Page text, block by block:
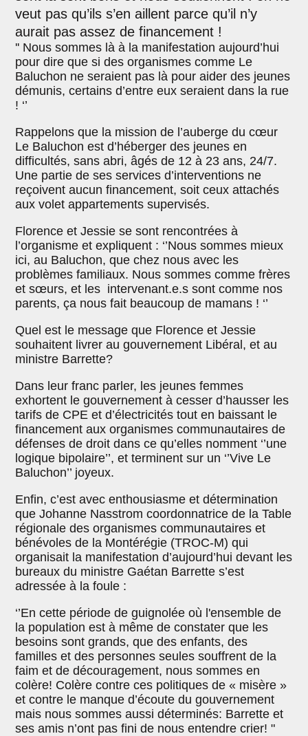
veut pas qu’ils s’en aillent parce qu’il n’y
aurait pas assez de financement !
'' Nous sommes là à la manifestation aujourd’hui
pour dire que si des organismes comme Le
Baluchon ne seraient pas là pour aider des jeunes
démunis, certains d’entre eux seraient dans la rue
! ‘’
Rappelons que la mission de l’auberge du cœur
Le Baluchon est d’héberger des jeunes en
difficultés, sans abri, âgés de 12 à 23 ans, 24/7.
Une partie de ses services d’interventions ne
reçoivent aucun financement, soit ceux attachés
aux volet appartements supervisés.
Florence et Jessie se sont rencontrées à
l’organisme et expliquent : ‘’Nous sommes mieux
ici, au Baluchon, que chez nous avec les
problèmes familiaux. Nous sommes comme frères
et sœurs, et les intervenant.e.s sont comme nos
parents, ça nous fait beaucoup de mamans ! ‘’
Quel est le message que Florence et Jessie
souhaitent livrer au gouvernement Libéral, et au
ministre Barrette?
Dans leur franc parler, les jeunes femmes
exhortent le gouvernement à cesser d’hausser les
tarifs de CPE et d’électricités tout en baissant le
financement aux organismes communautaires de
défenses de droit dans ce qu’elles nomment ‘’une
logique bipolaire’’, et terminent sur un ‘’Vive Le
Baluchon’’ joyeux.
Enfin, c’est avec enthousiasme et détermination
que Johanne Nasstrom coordonnatrice de la Table
régionale des organismes communautaires et
bénévoles de la Montérégie (TROC-M) qui
organisait la manifestation d’aujourd’hui devant les
bureaux du ministre Gaétan Barrette s’est
adressée à la foule :
‘’En cette période de guignolée où l'ensemble de
la population est à même de constater que les
besoins sont grands, que des enfants, des
familles et des personnes seules souffrent de la
faim et de découragement, nous sommes en
colère! Colère contre ces politiques de « misère »
et contre le manque d’écoute du gouvernement
mais nous sommes aussi déterminés: Barrette et
ses amis n’ont pas fini de nous entendre crier! "